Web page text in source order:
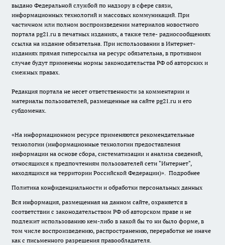
выдано Федеральной службой по надзору в сфере связи,
информационных технологий и массовых коммуникаций. При
частичном или полном воспроизведении материалов новостного
портала pg21.ru в печатных изданиях, а также теле- радиосообщениях
ссылка на издание обязательна. При использовании в Интернет-
изданиях прямая гиперссылка на ресурс обязательна, в противном
случае будут применены нормы законодательства РФ об авторских и
смежных правах.
Редакция портала не несет ответственности за комментарии и
материалы пользователей, размещенные на сайте pg21.ru и его
субдоменах.
«На информационном ресурсе применяются рекомендательные
технологии (информационные технологии предоставления
информации на основе сбора, систематизации и анализа сведений,
относящихся к предпочтениям пользователей сети "Интернет",
находящихся на территории Российской Федерации)». Подробнее
Политика конфиденциальности и обработки персональных данных
Вся информация, размещенная на данном сайте, охраняется в
соответствии с законодательством РФ об авторском праве и не
подлежит использованию кем-либо в какой бы то ни было форме, в
том числе воспроизведению, распространению, переработке не иначе
как с письменного разрешения правообладателя.